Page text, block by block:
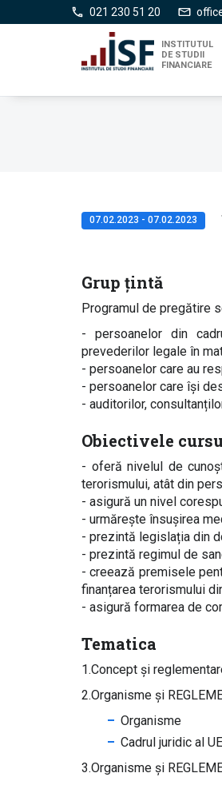
la
021 230 51 20
INSTITUTUL
DE STUDII
FINANCIARE
07.02.2023 - 07.02.2023
Grup țintă
Programul de pregătire
- persoanelor din
prevederilor legale în
- persoanelor care au
- persoanelor care își
- auditorilor,
Obiectivele
- oferă nivelul de
terorismului, atât din
- asigură un nivel
- urmărește însușirea
- prezintă legislația din
- prezintă regimul de
- creează premisele
finanțarea terorismului
- asigură formarea de
Tematica
1.Concept și
2.Organisme și
Organisme
Cadrul juridic al
3.Organisme și